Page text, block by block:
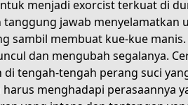
menjadi exorcist terkuat di
jawab menyelamatkan
sambil membuat kue-kue
dan mengubah segalanya.
tengah-tengah perang suci
menghadapi perasaannya